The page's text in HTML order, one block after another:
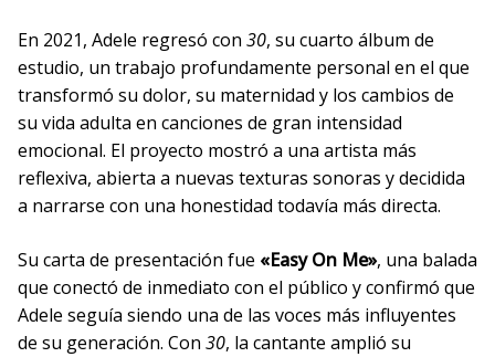
En 2021, Adele regresó con 30, su cuarto álbum de
estudio, un trabajo profundamente personal en el que
transformó su dolor, su maternidad y los cambios de
su vida adulta en canciones de gran intensidad
emocional. El proyecto mostró a una artista más
reflexiva, abierta a nuevas texturas sonoras y decidida
a narrarse con una honestidad todavía más directa.
Su carta de presentación fue «Easy On Me», una balada
que conectó de inmediato con el público y confirmó que
Adele seguía siendo una de las voces más influyentes
de su generación. Con 30, la cantante amplió su